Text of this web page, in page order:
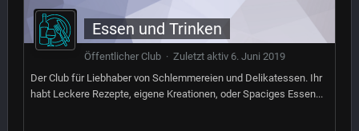
Essen und Trinken
Öffentlicher Club · Zuletzt aktiv 6. Juni 2019
Der Club für Liebhaber von Schlemmereien und Delikatessen. Ihr
habt Leckere Rezepte, eigene Kreationen, oder Spaciges Essen...